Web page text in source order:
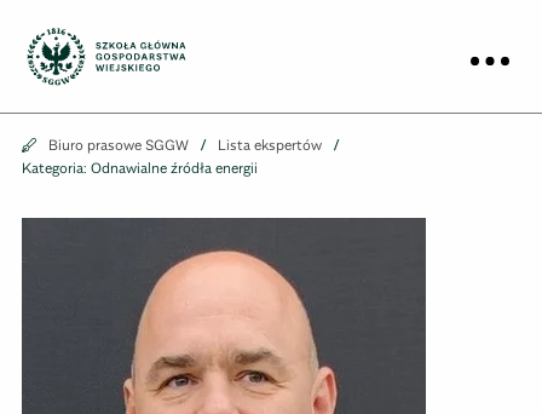
Biuro prasowe
Biuro prasowe
Biuro prasowe SGGW
Lista ekspertów
Kategoria: Odnawialne źródła energii